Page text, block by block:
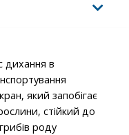
дихання в
який запобігає
стійкий до
роду